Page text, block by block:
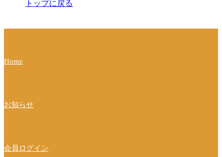
ョ
トップに戻る
Home
お知らせ
会員ログイン